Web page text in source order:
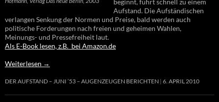
beginnt, führt schnell zu einem
Aufstand. Die Aufständischen
verlangen Senkung der Normen und Preise, bald werden auch
politische Forderungen nach freien und geheimen Wahlen,
Meinungs- und Pressefreiheit laut.
Als E-Book lesen, z.B. bei Amazon.de
Weiterlesen →
DER AUFSTAND – JUNI ’53 – AUGENZEUGEN BERICHTEN 6. APRIL 2010